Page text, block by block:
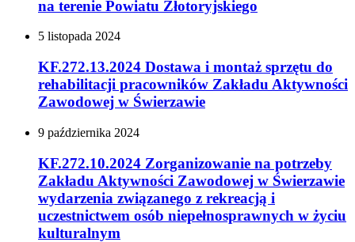
na terenie Powiatu Złotoryjskiego
5 listopada 2024
KF.272.13.2024 Dostawa i montaż sprzętu do
rehabilitacji pracowników Zakładu Aktywności
Zawodowej w Świerzawie
9 października 2024
KF.272.10.2024 Zorganizowanie na potrzeby
Zakładu Aktywności Zawodowej w Świerzawie
wydarzenia związanego z rekreacją i
uczestnictwem osób niepełnosprawnych w życiu
kulturalnym